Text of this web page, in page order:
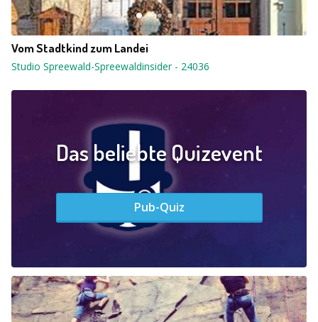
Vom Stadtkind zum Landei
Studio Spreewald-Spreewaldinsider- 24036
Das beliebte Quizevent
Pub-Quiz